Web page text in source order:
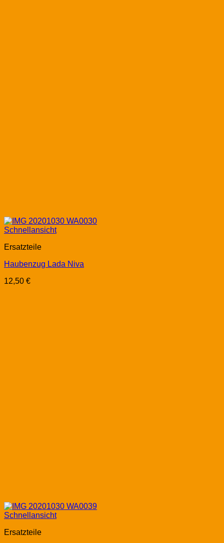
Schnellansicht
Ersatzteile
Haubenzug Lada Niva
12,50 €
Schnellansicht
Ersatzteile